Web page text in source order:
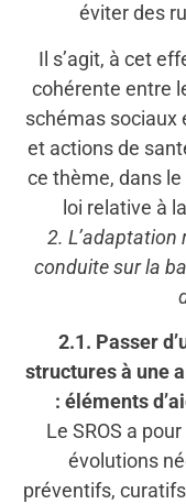
éviter des
Il s’agit, à cet
cohérente entre
schémas sociaux
et actions de
ce thème, dans
loi relative à
2. L’adaptation
conduite sur la
2.1. Passer
structures à une
: éléments
Le SROS a
évolutions
préventifs,